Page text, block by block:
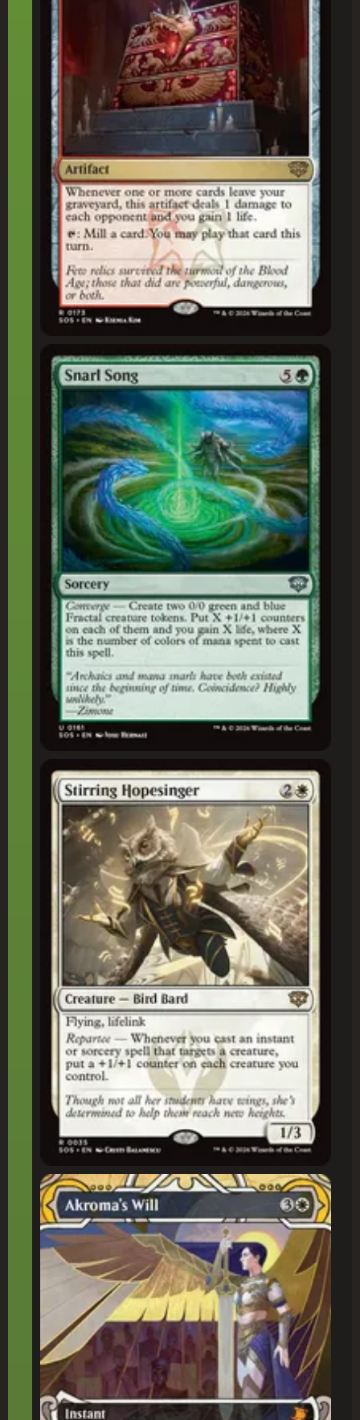
Canção do Liame
Cantora da Esperança Motivadora
Vontade de Akroma